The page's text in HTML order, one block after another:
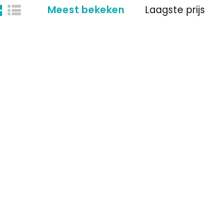
Meest bekeken Laagste prijs